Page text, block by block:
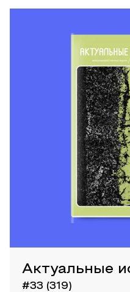
Актуальные
#33 (319)